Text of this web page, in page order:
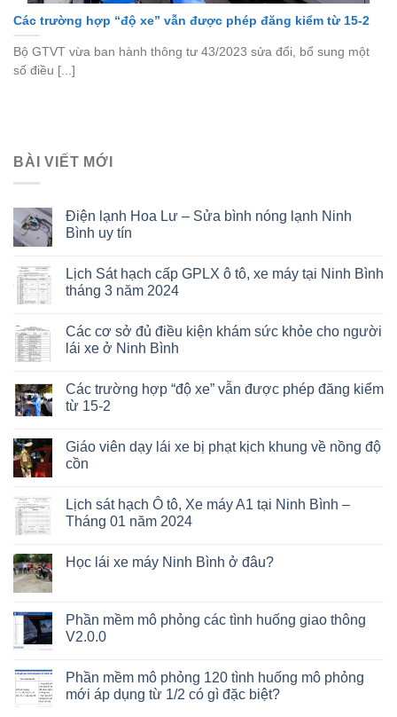
Các trường hợp “độ xe” vẫn được phép đăng kiểm từ 15-2
Bộ GTVT vừa ban hành thông tư 43/2023 sửa đổi, bổ sung một
số điều [...]
BÀI VIẾT MỚI
Điện lạnh Hoa Lư – Sửa bình nóng lạnh Ninh
Bình uy tín
Lịch Sát hạch cấp GPLX ô tô, xe máy tại Ninh Bình
tháng 3 năm 2024
Các cơ sở đủ điều kiện khám sức khỏe cho người
lái xe ở Ninh Bình
Các trường hợp “độ xe” vẫn được phép đăng kiểm
từ 15-2
Giáo viên dạy lái xe bị phạt kịch khung về nồng độ
cồn
Lịch sát hạch Ô tô, Xe máy A1 tại Ninh Bình –
Tháng 01 năm 2024
Học lái xe máy Ninh Bình ở đâu?
Phần mềm mô phỏng các tình huống giao thông
V2.0.0
Phần mềm mô phỏng 120 tình huống mô phỏng
mới áp dụng từ 1/2 có gì đặc biệt?